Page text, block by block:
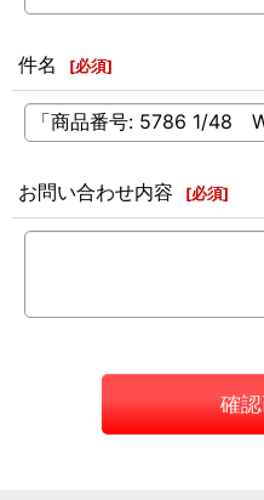
件名 [必須]
お問い合わせ内容 [必須]
確